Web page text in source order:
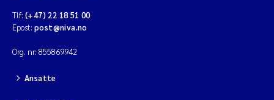
Tlf: (+47) 22 18 51 00
Epost: post@niva.no
Org. nr: 855869942
Ansatte